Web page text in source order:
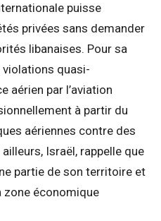
puisse
privées sans demander
libanaises. Pour sa
violations quasi-
aérien par l’aviation
à partir du
aériennes contre des
Israël, rappelle que
partie de son territoire et
zone économique